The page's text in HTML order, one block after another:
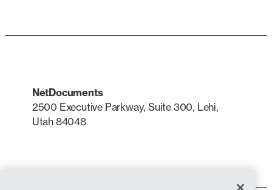
NetDocuments
2500 Executive Parkway, Suite 300, Lehi,
Utah 84048